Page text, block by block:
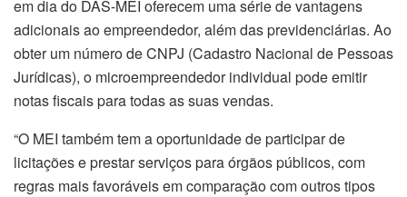
em dia do DAS-MEI oferecem uma série de vantagens
adicionais ao empreendedor, além das previdenciárias. Ao
obter um número de CNPJ (Cadastro Nacional de Pessoas
Jurídicas), o microempreendedor individual pode emitir
notas fiscais para todas as suas vendas.
“O MEI também tem a oportunidade de participar de
licitações e prestar serviços para órgãos públicos, com
regras mais favoráveis em comparação com outros tipos